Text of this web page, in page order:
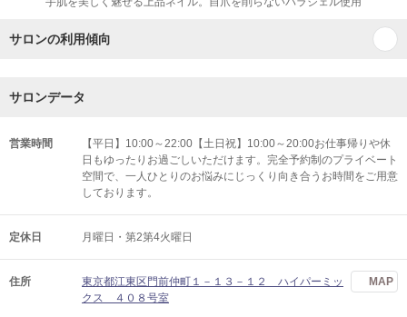
サロンの利用傾向
サロンデータ
営業時間
【平日】10:00～22:00【土日祝】10:00～20:00お仕事帰りや休
日もゆったりお過ごしいただけます。完全予約制のプライベート
空間で、一人ひとりのお悩みにじっくり向き合うお時間をご用意
しております。
定休日 月曜日・第2第4火曜日
住所
東京都江東区門前仲町１－１３－１２ ハイパーミッ
クス ４０８号室
MAP